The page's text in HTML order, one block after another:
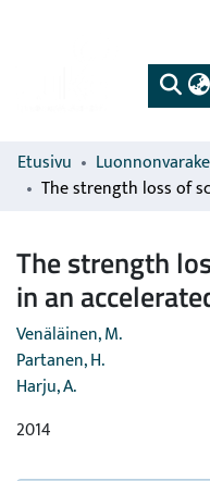
Etusivu
The strength
in an
Venäläinen, M.
Partanen, H.
Harju, A.
2014